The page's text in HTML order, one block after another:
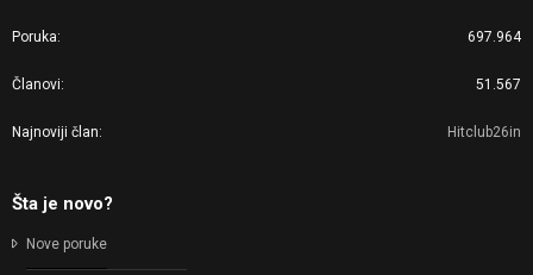
Poruka 697.964
Članovi 51.567
Najnoviji član Hitclub26in
Šta je novo?
Nove poruke